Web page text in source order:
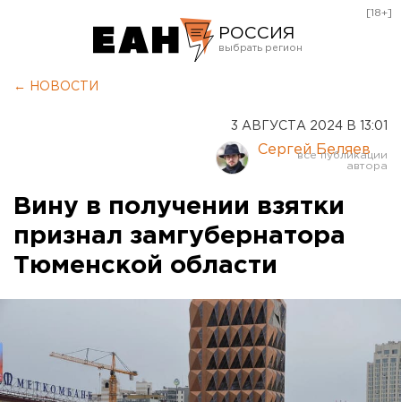
РОССИЯ
Курган
Оренбург
[18+]
← НОВОСТИ
3 АВГУСТА 2024 В 13:01
Сергей Беляев
Вину в получении взятки
признал замгубернатора
Тюменской области